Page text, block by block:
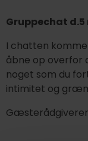
Gruppechat d.5
I chatten
åbne op overfor
noget som du
intimitet og